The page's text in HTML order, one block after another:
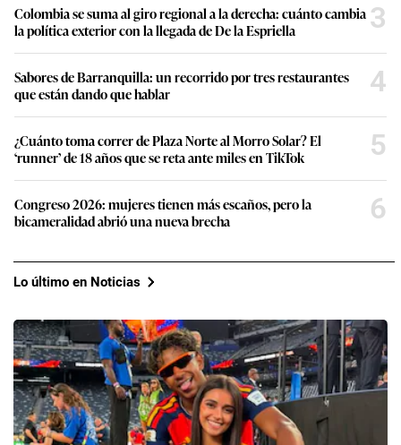
Colombia se suma al giro regional a la derecha: cuánto cambia
la política exterior con la llegada de De la Espriella
3
Sabores de Barranquilla: un recorrido por tres restaurantes
que están dando que hablar
4
¿Cuánto toma correr de Plaza Norte al Morro Solar? El
‘runner’ de 18 años que se reta ante miles en TikTok
5
Congreso 2026: mujeres tienen más escaños, pero la
bicameralidad abrió una nueva brecha
6
Lo último en Noticias